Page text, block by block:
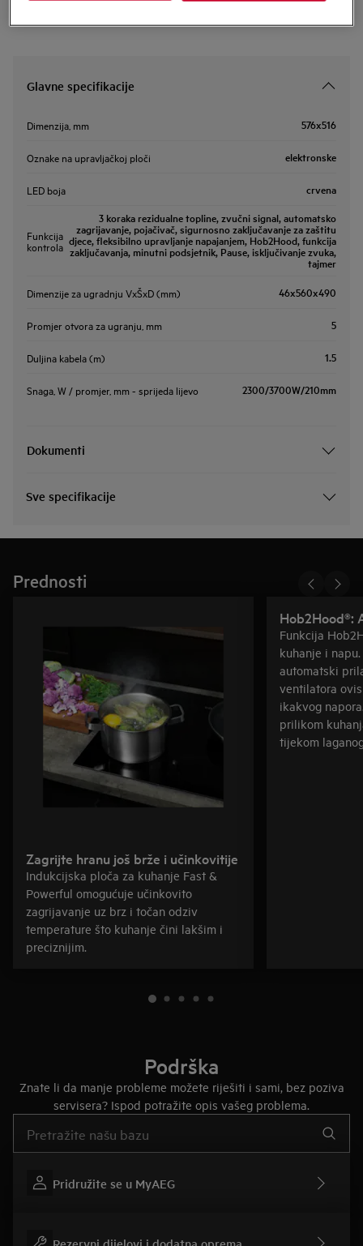
Glavne specifikacije
Dimenzija, mm 576x516
Oznake na upravljačkoj ploči elektronske
LED boja crvena
Funkcija
kontrola
3 koraka rezidualne topline, zvučni signal, automatsko
zagrijavanje, pojačivač, sigurnosno zaključavanje za zaštitu
djece, fleksibilno upravljanje napajanjem, Hob2Hood, funkcija
zaključavanja, minutni podsjetnik, Pause, isključivanje zvuka,
tajmer
Dimenzije za ugradnju VxŠxD (mm) 46x560x490
Promjer otvora za ugranju, mm 5
Duljina kabela (m) 1.5
Snaga, W / promjer, mm - sprijeda lijevo 2300/3700W/210mm
Dokumenti
Sve specifikacije
Prednosti
Zagrijte hranu još brže i učinkovitije
Indukcijska ploča za kuhanje Fast &
Powerful omogućuje učinkovito
zagrijavanje uz brz i točan odziv
temperature što kuhanje čini lakšim i
preciznijim.
Hob2Hood®:
Funkcija
kuhanje i
automatski
ventilatora
ikakvog
prilikom
tijekom
Podrška
Znate li da manje probleme možete riješiti i sami, bez poziva
servisera? Ispod potražite opis vašeg problema.
Pridružite se u MyAEG